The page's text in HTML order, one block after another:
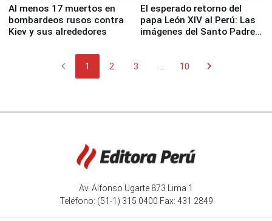
Al menos 17 muertos en
bombardeos rusos contra
Kiev y sus alrededores
El esperado retorno del
papa León XIV al Perú: Las
imágenes del Santo Padre
chevron_left 1 2 3 10 chevron_right
Av. Alfonso Ugarte 873 Lima 1
Teléfono: (51-1) 315 0400 Fax: 431 2849